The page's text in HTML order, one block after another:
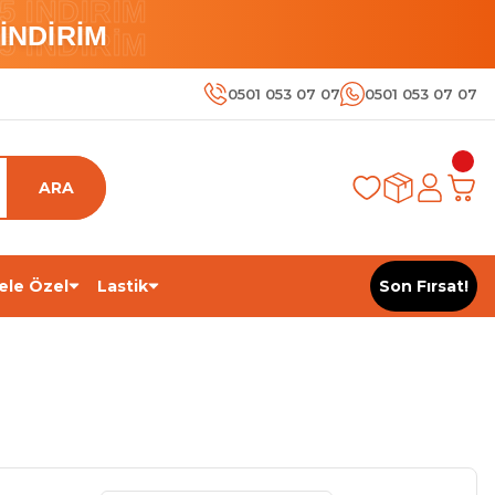
İNDİRİM
İNDİRİM
0501 053 07 07 0501 053 07 07
ARA
Özel Lastik Son Fırsat!